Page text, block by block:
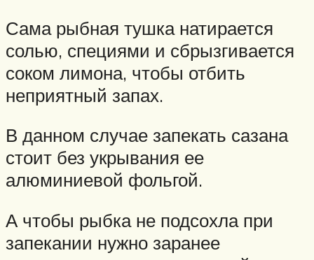
Сама рыбная тушка натирается
солью, специями и сбрызгивается
соком лимона, чтобы отбить
неприятный запах.
В данном случае запекать сазана
стоит без укрывания ее
алюминиевой фольгой.
А чтобы рыбка не подсохла при
запекании нужно заранее